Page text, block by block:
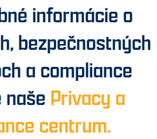
informácie o
bezpečnostných
a compliance
Privacy a
centrum.